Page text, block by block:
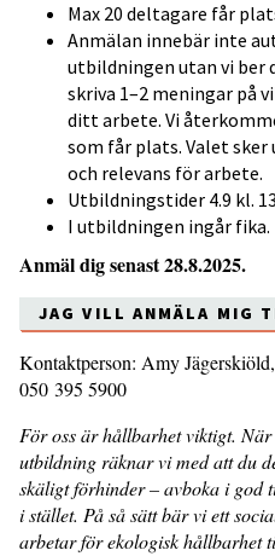
Max 20 deltagare får
Anmälan innebär inte
utbildningen utan vi
skriva 1–2 meningar på
ditt arbete. Vi
som får plats. Valet
och relevans för arbete.
Utbildningstider 4.9 kl.
I utbildningen ingår fika.
Anmäl dig senast 28.8.2025.
JAG VILL ANMÄLA MIG
Kontaktperson: Amy Jägerskiöld,
050 395 5900
För oss är hållbarhet viktigt.
utbildning räknar vi med att du
skäligt förhinder – avboka i god
i stället. På så sätt bär vi ett
arbetar för ekologisk